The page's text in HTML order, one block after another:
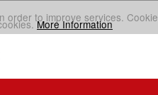
order to improve services.
More Information